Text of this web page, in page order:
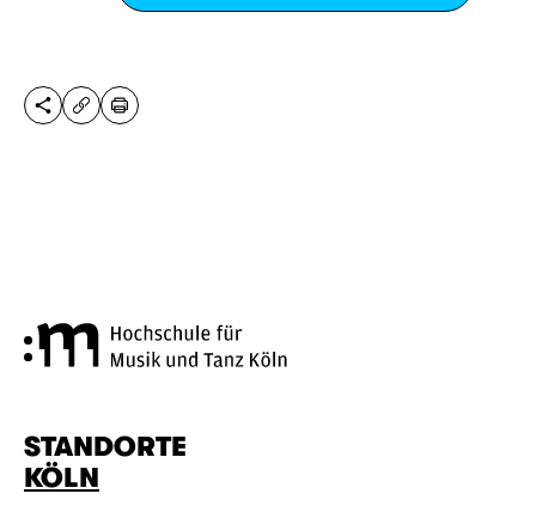
DIESE SEITE TEILEN
URL KOPIEREN
DRUCKEN
STANDORTE
KÖLN